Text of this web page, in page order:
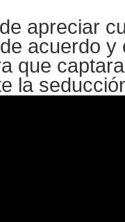
apreciar
acuerdo y
que
la